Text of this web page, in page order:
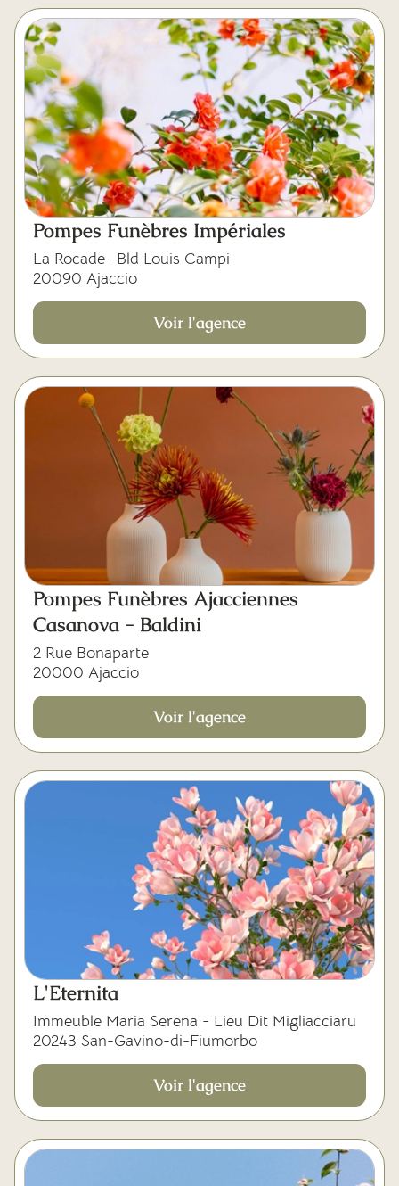
Pompes Funèbres Impériales
La Rocade -Bld Louis Campi
20090 Ajaccio
Voir l'agence
Pompes Funèbres Ajacciennes
Casanova - Baldini
2 Rue Bonaparte
20000 Ajaccio
Voir l'agence
L'Eternita
Immeuble Maria Serena - Lieu Dit Migliacciaru
20243 San-Gavino-di-Fiumorbo
Voir l'agence